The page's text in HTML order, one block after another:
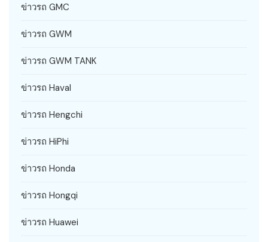
ข่าวรถ GMC
ข่าวรถ GWM
ข่าวรถ GWM TANK
ข่าวรถ Haval
ข่าวรถ Hengchi
ข่าวรถ HiPhi
ข่าวรถ Honda
ข่าวรถ Hongqi
ข่าวรถ Huawei